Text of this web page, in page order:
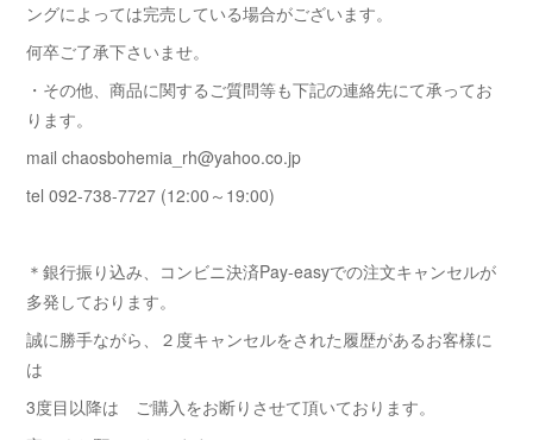
ングによっては完売している場合がございます。
何卒ご了承下さいませ。
・その他、商品に関するご質問等も下記の連絡先にて承ってお
ります。
mail chaosbohemia_rh@yahoo.co.jp
tel 092-738-7727 (12:00～19:00)
＊銀行振り込み、コンビニ決済Pay-easyでの注文キャンセルが
多発しております。
誠に勝手ながら、２度キャンセルをされた履歴があるお客様に
は
3度目以降は ご購入をお断りさせて頂いております。